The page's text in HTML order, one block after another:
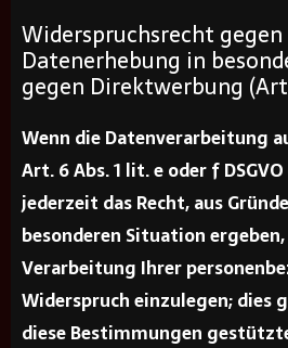
Widerspruchsrecht gegen
Datenerhebung in
gegen Direktwerbung (Art.
Wenn die Datenverarbeitung
Art. 6 Abs. 1 lit. e oder f
jederzeit das Recht, aus
besonderen Situation
Verarbeitung Ihrer
Widerspruch einzulegen; dies
diese Bestimmungen